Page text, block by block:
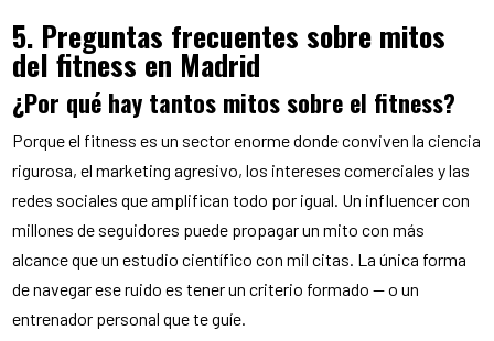
5. Preguntas frecuentes sobre mitos
del fitness en Madrid
¿Por qué hay tantos mitos sobre el fitness?
Porque el fitness es un sector enorme donde conviven la ciencia
rigurosa, el marketing agresivo, los intereses comerciales y las
redes sociales que amplifican todo por igual. Un influencer con
millones de seguidores puede propagar un mito con más
alcance que un estudio científico con mil citas. La única forma
de navegar ese ruido es tener un criterio formado — o un
entrenador personal que te guíe.